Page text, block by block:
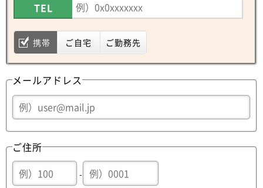
TEL
携帯 ご自宅 ご勤務先
メールアドレス
ご住所
-